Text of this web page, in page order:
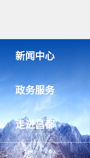
新闻中心
政务服务
走进昌都